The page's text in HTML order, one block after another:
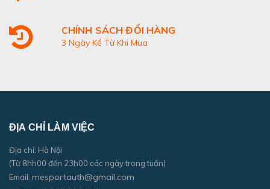
CHÍNH SÁCH ĐỔI HÀNG
3 Ngày Kể Từ Khi Mua
ĐỊA CHỈ LÀM VIỆC
Địa chỉ: Hà Nội
(Từ 8hh00 đến 23h00 các ngày trong tuần)
Email: mesportauth@gmail.com